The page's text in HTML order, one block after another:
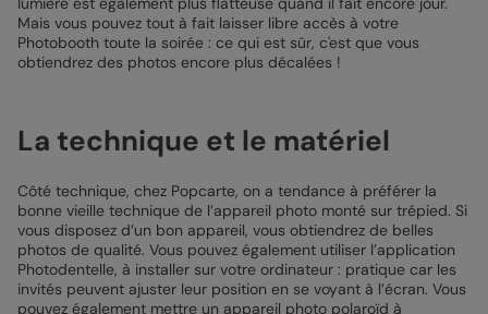
Mais vous pouvez tout à fait laisser libre accès à votre
Photobooth toute la soirée : ce qui est sûr, c'est que vous
obtiendrez des photos encore plus décalées !
La technique et le matériel
Côté technique, chez Popcarte, on a tendance à préférer la
bonne vieille technique de l’appareil photo monté sur trépied. Si
vous disposez d’un bon appareil, vous obtiendrez de belles
photos de qualité. Vous pouvez également utiliser l’application
Photodentelle, à installer sur votre ordinateur : pratique car les
invités peuvent ajuster leur position en se voyant à l’écran. Vous
pouvez également mettre un appareil photo polaroïd à